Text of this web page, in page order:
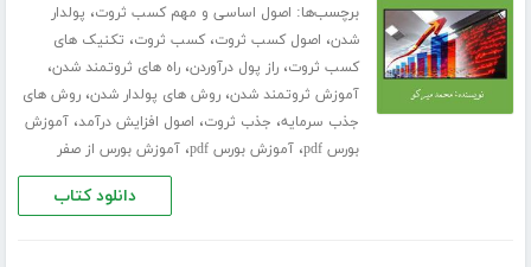
برچسب‌ها: اصول اساسی و مهم کسب ثروت، پولدار
شدن، اصول کسب ثروت،کسب ثروت، تکنیک های
کسب ثروت،راز پول درآوردن،راه های ثروتمند شدن،
آموزش ثروتمند شدن،روش های پولدار شدن،روش های
جذب سرمایه، جذب ثروت، اصول افزایش درآمد،آموزش
بورس pdf
،آموزش بورس pdf ،آموزش بورس از صفر
دانلود کتاب